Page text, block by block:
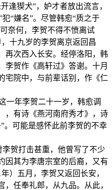
逢猰犬”，妒才者放出流言，
犯“嫌名”。尽管韩愈“质之于
奈何，李贺不得不愤离试
十九岁的李贺离京返回昌
再次西入长安。经停洛阳，韩
李贺作《高轩过》答谢。十月
宅院中，与前辈话别，作《仁
年李贺二十一岁，韩愈调
，有诗《燕河南府秀才》，诗
。可能是感怀此前李贺的不幸
贺打击甚重，他曾写了不少
因其为李唐宗室的后裔，又有
）五月，李贺又返回长安，
任奉礼郎，从九品。从此，